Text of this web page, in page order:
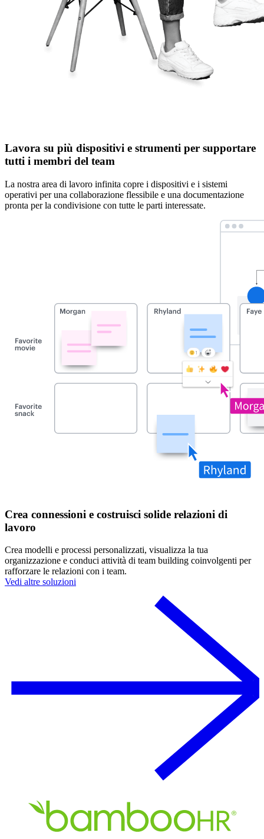
Lavora su più dispositivi e strumenti per supportare
tutti i membri del team
La nostra area di lavoro infinita copre i dispositivi e i sistemi
operativi per una collaborazione flessibile e una documentazione
pronta per la condivisione con tutte le parti interessate.
Crea connessioni e costruisci solide relazioni di
lavoro
Crea modelli e processi personalizzati, visualizza la tua
organizzazione e conduci attività di team building coinvolgenti per
rafforzare le relazioni con i team.
Vedi altre soluzioni